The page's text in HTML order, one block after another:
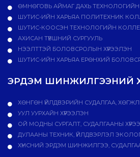
ӨМНӨГОВЬ АЙМАГ ДАХЬ ТЕХНОЛОГИЙН
ШУТИС-ИЙН ХАРЬЯА ПОЛИТЕХНИК
ШУТИС-КООСЭН ТЕХНОЛОГИЙН
АХИСАН ТҮВШНИЙ СУРГУУЛЬ
НЭЭЛТТЭЙ БОЛОВСРОЛЫН ХҮРЭЭЛЭН
ШУТИС-ИЙН ХАРЬЯА ЕРӨНХИЙ
ЭРДЭМ ШИНЖИЛГЭЭНИЙ
ХӨНГӨН ҮЙЛДВЭРИЙН СУДАЛГАА,
УУЛ УУРХАЙН ХҮРЭЭЛЭН
ОЙ МОДНЫ СУРГАЛТ, СУДАЛГААНЫ
ДУЛААНЫ ТЕХНИК, ҮЙЛДВЭРЛЭЛ
ХҮНСНИЙ ЭРДЭМ ШИНЖИЛГЭЭ,